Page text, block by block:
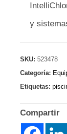
y
SKU:523478
Categoría:
Etiquetas:
Compartir